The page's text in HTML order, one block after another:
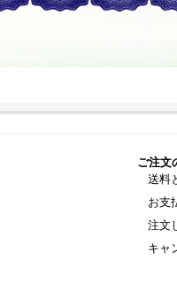
ご注文
送料
お支
注文
キャ